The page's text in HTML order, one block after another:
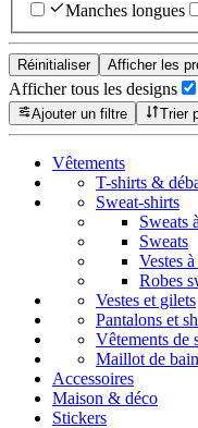
Manches longues
Réinitialiser Afficher les
Afficher tous les designs
Ajouter un filtre
Trier
Vêtements
T-shirts &
Sweat-shirts
Sweats
Sweats
Vestes
Robes
Vestes et gilets
Pantalons et
Vêtements de
Maillot de bain
Accessoires
Maison & déco
Stickers